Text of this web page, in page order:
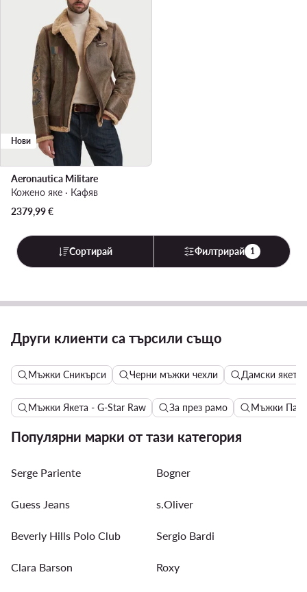
Нови
Aeronautica Militare
Кожено яке · Кафяв
2379,99€
Сортирай Филтрирай 1
Други клиенти са търсили също
Мъжки Сникърси Черни мъжки чехли Дамски якета
Мъжки Якета - G-Star Raw За през рамо Мъжки
Популярни марки от тази категория
Serge Pariente Bogner
Guess Jeans s.Oliver
Beverly Hills Polo Club Sergio Bardi
Clara Barson Roxy